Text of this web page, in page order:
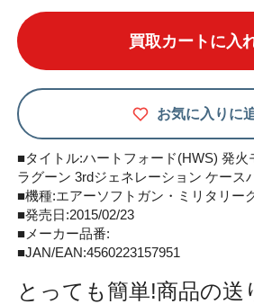
買取カートに入
お気に入りに
■タイトル:ハートフォード(HWS) 発火
ラグーン 3rdジェネレーション ケース
■機種:エアーソフトガン・ミリタリー
■発売日:2015/02/23
■メーカー品番:
■JAN/EAN:4560223157951
とっても簡単!商品の送